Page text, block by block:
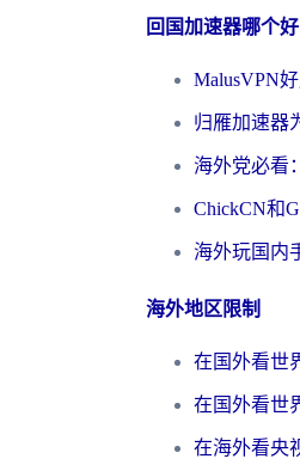
回国加速器哪个好
海外地区限制